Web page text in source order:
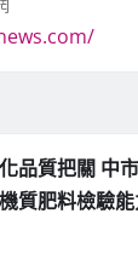
品質把關 中
質肥料檢驗